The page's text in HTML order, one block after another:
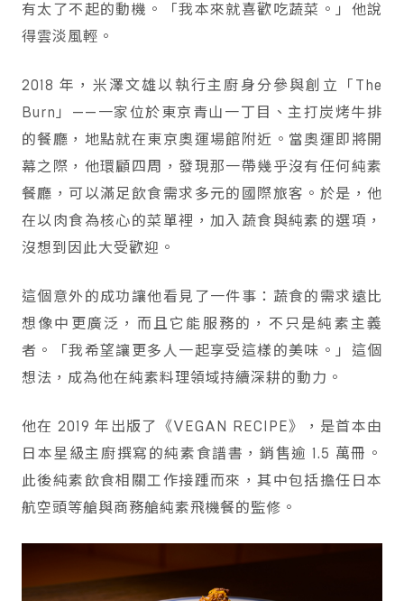
有太了不起的動機。「我本來就喜歡吃蔬菜。」他說
得雲淡風輕。
2018 年，米澤文雄以執行主廚身分參與創立「The
Burn」——一家位於東京青山一丁目、主打炭烤牛排
的餐廳，地點就在東京奧運場館附近。當奧運即將開
幕之際，他環顧四周，發現那一帶幾乎沒有任何純素
餐廳，可以滿足飲食需求多元的國際旅客。於是，他
在以肉食為核心的菜單裡，加入蔬食與純素的選項，
沒想到因此大受歡迎。
這個意外的成功讓他看見了一件事：蔬食的需求遠比
想像中更廣泛，而且它能服務的，不只是純素主義
者。「我希望讓更多人一起享受這樣的美味。」這個
想法，成為他在純素料理領域持續深耕的動力。
他在 2019 年出版了《VEGAN RECIPE》，是首本由
日本星級主廚撰寫的純素食譜書，銷售逾 1.5 萬冊。
此後純素飲食相關工作接踵而來，其中包括擔任日本
航空頭等艙與商務艙純素飛機餐的監修。